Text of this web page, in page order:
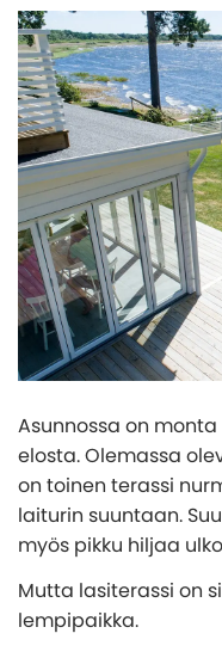
Asunnossa on
elosta. Olemassa
on toinen terassi
laiturin suuntaan.
myös pikku hiljaa
Mutta lasiterassi on
lempipaikka.